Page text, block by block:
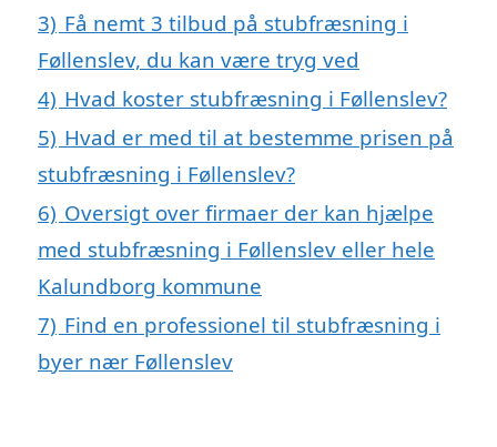
3) Få nemt 3 tilbud på stubfræsning i
Føllenslev, du kan være tryg ved
4) Hvad koster stubfræsning i Føllenslev?
5) Hvad er med til at bestemme prisen på
stubfræsning i Føllenslev?
6) Oversigt over firmaer der kan hjælpe
med stubfræsning i Føllenslev eller hele
Kalundborg kommune
7) Find en professionel til stubfræsning i
byer nær Føllenslev